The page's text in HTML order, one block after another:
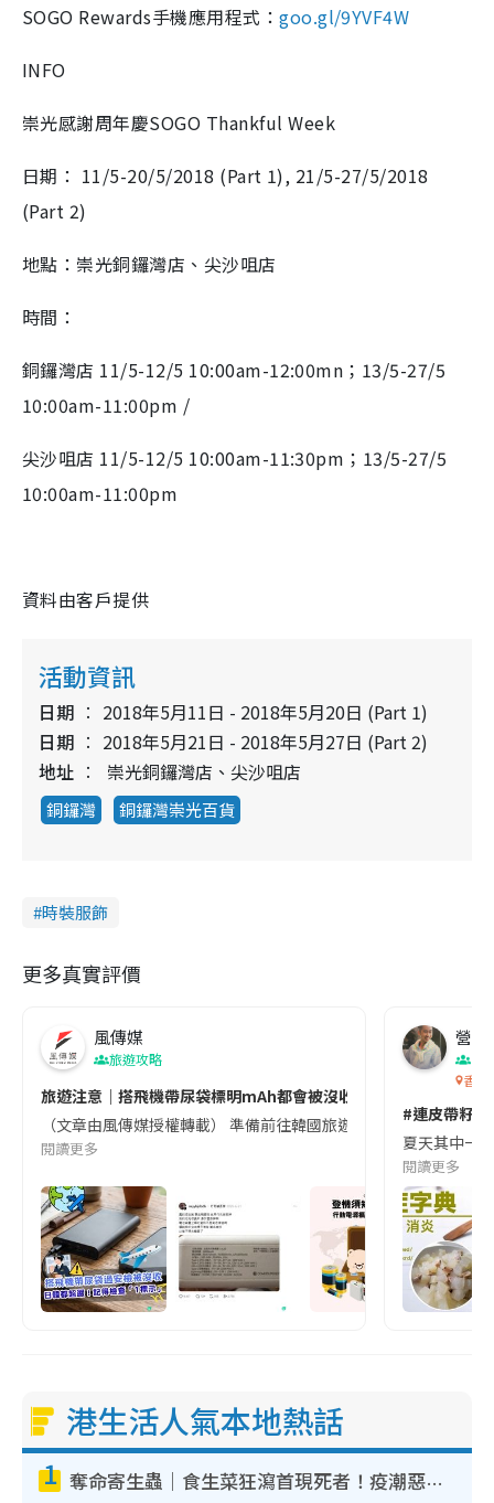
SOGO Rewards手機應用程式：goo.gl/9YVF4W
INFO
崇光感謝周年慶SOGO Thankful Week
日期： 11/5-20/5/2018 (Part 1), 21/5-27/5/2018
(Part 2)
地點：崇光銅鑼灣店、尖沙咀店
時間：
銅鑼灣店 11/5-12/5 10:00am-12:00mn；13/5-27/5
10:00am-11:00pm /
尖沙咀店 11/5-12/5 10:00am-11:30pm；13/5-27/5
10:00am-11:00pm
資料由客戶提供
活動資訊
日期
2018年5月11日 - 2018年5月20日 (Part 1)
日期
2018年5月21日 - 2018年5月27日 (Part 2)
地址
崇光銅鑼灣店、尖沙咀店
銅鑼灣 銅鑼灣崇光百貨
時裝服飾
更多真實評價
風傳媒
旅遊攻略
旅遊注意｜搭飛機帶尿袋標明mAh都會被沒收😱出發前切記檢查
（文章由風傳媒授權轉載） 準備前往韓國旅遊的民眾，近期要
閱讀更多
營養
香港
#連皮帶籽
夏天其中一
閱讀更多
港生活人氣本地熱話
1 奪命寄生蟲｜食生菜狂瀉首現死者！疫潮惡化錄1.8萬宗病例 揭洗菜3大謬誤